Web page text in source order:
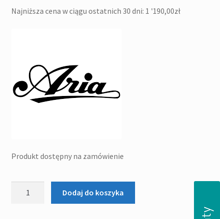
Najniższa cena w ciągu ostatnich 30 dni: 1 '190,00zł
Produkt dostępny na zamówienie
Dodaj do koszyka